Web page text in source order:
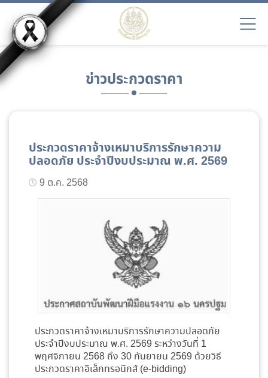
ข่าวประกวดราคา
ประกวดราคาจ้างเหมาบริการรักษาความ
ปลอดภัย ประจำปีงบประมาณ พ.ศ. 2569
9 ต.ค. 2568
ประกวดราคาจ้างเหมาบริการรักษาความปลอดภัย
ประจำปีงบประมาณ พ.ศ. 2569 ระหว่างวันที่ 1
พฤศจิกายน 2568 ถึง 30 กันยายน 2569 ด้วยวิธี
ประกวดราคาอิเล็กทรอนิกส์ (e-bidding)